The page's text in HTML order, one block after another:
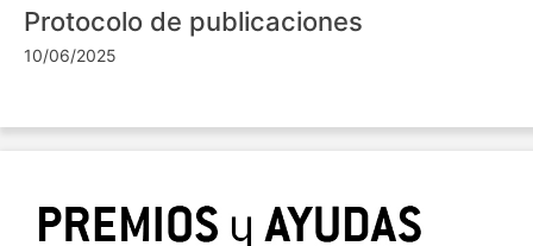
Protocolo de publicaciones
10/06/2025